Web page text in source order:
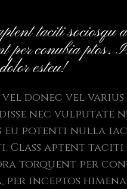
taciti sociosqu
per conubia ptos.
esteu!
donec vel varius
nec vulputate
eu potenti nulla
Class aptent taciti
torquent per
per inceptos